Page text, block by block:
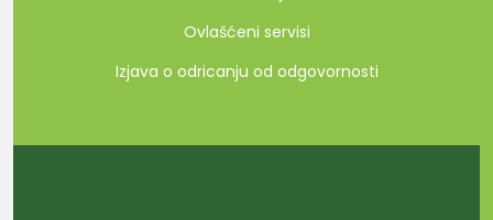
Ovlašćeni servisi
Izjava o odricanju od odgovornosti